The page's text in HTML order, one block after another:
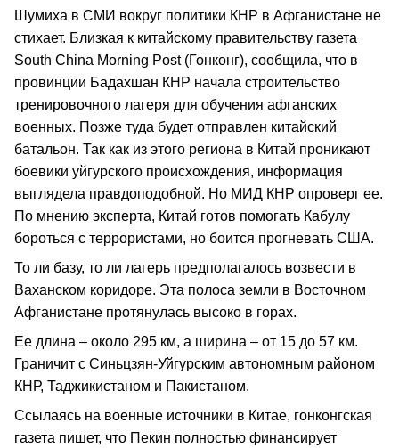
Шумиха в СМИ вокруг политики КНР в Афганистане не
стихает. Близкая к китайскому правительству газета
South China Morning Post (Гонконг), сообщила, что в
провинции Бадахшан КНР начала строительство
тренировочного лагеря для обучения афганских
военных. Позже туда будет отправлен китайский
батальон. Так как из этого региона в Китай проникают
боевики уйгурского происхождения, информация
выглядела правдоподобной. Но МИД КНР опроверг ее.
По мнению эксперта, Китай готов помогать Кабулу
бороться с террористами, но боится прогневать США.
То ли базу, то ли лагерь предполагалось возвести в
Ваханском коридоре. Эта полоса земли в Восточном
Афганистане протянулась высоко в горах.
Ее длина – около 295 км, а ширина – от 15 до 57 км.
Граничит с Синьцзян-Уйгурским автономным районом
КНР, Таджикистаном и Пакистаном.
Ссылаясь на военные источники в Китае, гонконгская
газета пишет, что Пекин полностью финансирует